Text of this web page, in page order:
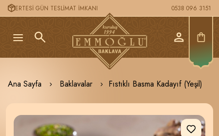
ERTESİ GÜN TESLİMAT İMKANI 0538 096 3151
Ana Sayfa Baklavalar Fıstıklı Basma Kadayıf (Yeşil)